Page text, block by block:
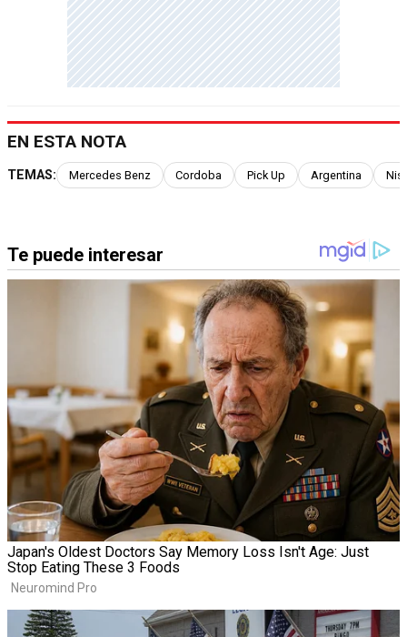
EN ESTA NOTA
TEMAS: Mercedes Benz Cordoba Pick Up Argentina